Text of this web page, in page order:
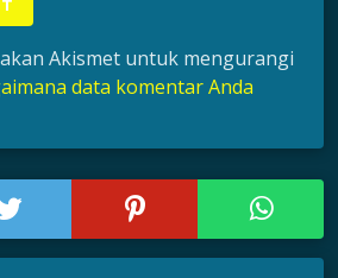
Akismet untuk mengurangi
data komentar Anda